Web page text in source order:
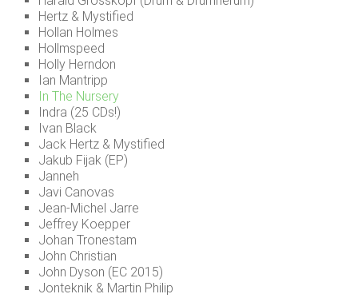
Hertz & Mystified
Hollan Holmes
Hollmspeed
Holly Herndon
Ian Mantripp
In The Nursery
Indra (25 CDs!)
Ivan Black
Jack Hertz & Mystified
Jakub Fijak (EP)
Janneh
Javi Canovas
Jean-Michel Jarre
Jeffrey Koepper
Johan Tronestam
John Christian
John Dyson (EC 2015)
Jonteknik & Martin Philip